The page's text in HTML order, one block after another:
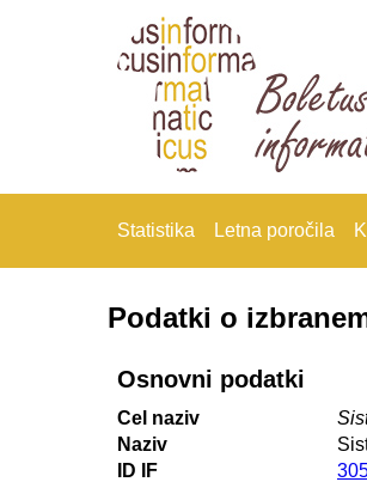
Statistika Letna poročila
Podatki o
Osnovni podatki
Cel naziv
Naziv
ID IF